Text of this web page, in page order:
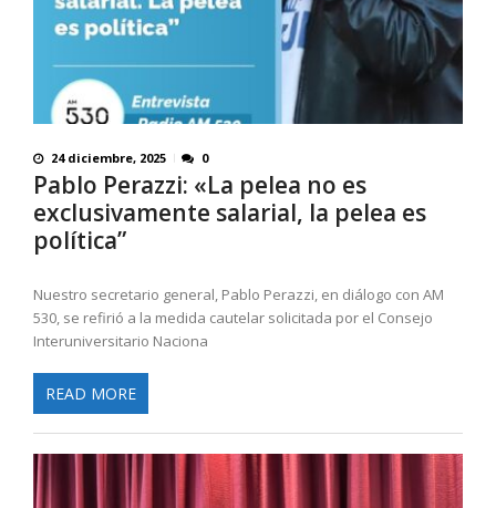
24 diciembre, 2025 0
Pablo Perazzi: «La pelea no es
exclusivamente salarial, la pelea es
política”
Nuestro secretario general, Pablo Perazzi, en diálogo con AM
530, se refirió a la medida cautelar solicitada por el Consejo
Interuniversitario Naciona
READ MORE